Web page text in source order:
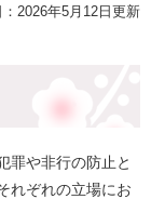
2026年5月12日更新
罪や非行の防止と
れぞれの立場にお